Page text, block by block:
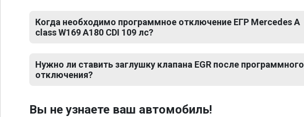
Когда необходимо программное отключение ЕГР Mercedes A
class W169 A180 CDI 109 лс?
Нужно ли ставить заглушку клапана EGR после программного
отключения?
Вы не узнаете ваш автомобиль!